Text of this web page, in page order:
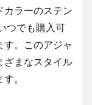
カラーのステン
つでも購入可
。このアジャ
ざまなスタイル
。